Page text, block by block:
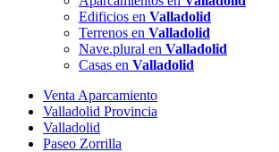
Edificios en Valladolid
Terrenos en Valladolid
Nave.plural en Valladolid
Casas en Valladolid
Venta Aparcamiento
Valladolid Provincia
Valladolid
Paseo Zorrilla